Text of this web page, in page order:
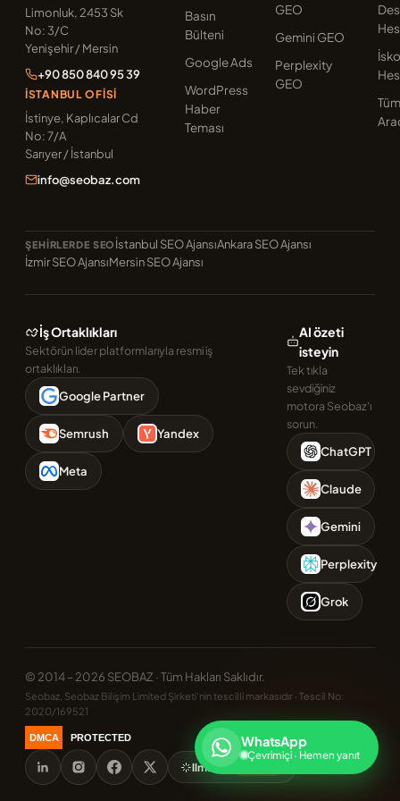
Limonluk, 2453 Sk
No: 3/C
Yenişehir / Mersin
+90 850 840 95 39
İSTANBUL OFISI
İstinye, Kaplıcalar Cd
No: 7/A
Sarıyer / İstanbul
info@seobaz.com
Basın
Bülteni
Google Ads
WordPress
Haber
Teması
GEO
Gemini GEO
Perplexity
GEO
Tüm
ŞEHIRLERDE SEO İstanbul SEO AjansıAnkara SEO Ajansı
İzmir SEO AjansıMersin SEO Ajansı
İş Ortaklıkları
Sektörün lider platformlarıyla resmi iş
ortaklıkları.
Google Partner
Semrush Yandex
Meta
AI özeti
isteyin
Tek tıkla
sevdiğiniz
motora Seobaz'ı
sorun.
ChatGPT
Claude
Gemini
Perplexity
Grok
© 2014 – 2026 SEOBAZ · Tüm Hakları Saklıdır.
Seobaz, Seobaz Bilişim Limited Şirketi'nin tescilli markasıdır · Tescil No:
2020/169521
DMCA PROTECTED
llms.txt
WhatsApp
Çevrimiçi · Hemen yanıt